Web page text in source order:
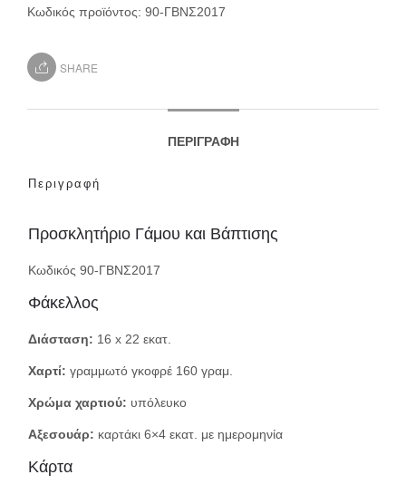
Κωδικός προϊόντος: 90-ΓΒΝΣ2017
SHARE
ΠΕΡΙΓΡΑΦΉ
Περιγραφή
Προσκλητήριο Γάμου και Βάπτισης
Κωδικός 90-ΓΒΝΣ2017
Φάκελλος
Διάσταση: 16 x 22 εκατ.
Χαρτί: γραμμωτό γκοφρέ 160 γραμ.
Χρώμα χαρτιού: υπόλευκο
Αξεσουάρ: καρτάκι 6×4 εκατ. με ημερομηνία
Κάρτα